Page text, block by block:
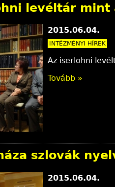
levéltár mint
2015.06.04.
INTÉZMÉNYI HÍREK
Az iserlohni
Tovább »
szlovák
2015.06.04.